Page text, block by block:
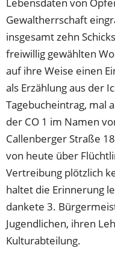
Gewaltherrschaft
insgesamt zehn
freiwillig gewählten
auf ihre Weise einen
als Erzählung aus der
Tagebucheintrag, mal
der CO 1 im Namen
Callenberger Straße
von heute über
Vertreibung plötzlich
haltet die Erinnerung
dankete 3.
Jugendlichen, ihren
Kulturabteilung.